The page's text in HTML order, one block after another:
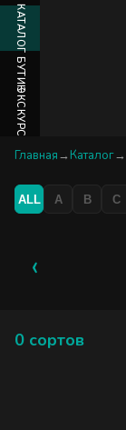
КАТАЛОГ
БУТИК
ЭКСКУРСИЯ
БЛОГ
Главная→ Каталог→
ALL A B C
‹
0 сортов